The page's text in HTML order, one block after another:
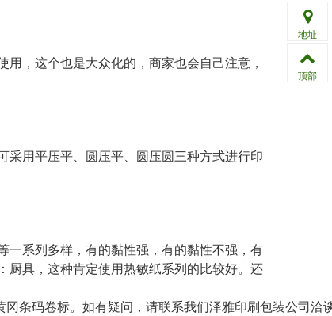
，这个也是大众化的，商家也会自己注意，
用平压平、圆压平、圆压圆三种方式进行印
一系列多样，有的黏性强，有的黏性不强，有
厨具，这种肯定使用热敏纸系列的比较好。还
条码卷标。如有疑问，请联系我们泽雅印刷包装公司洽
地址
顶部